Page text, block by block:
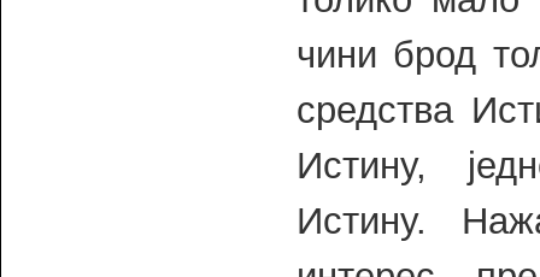
чини брод
средства
Истину,
Истину.